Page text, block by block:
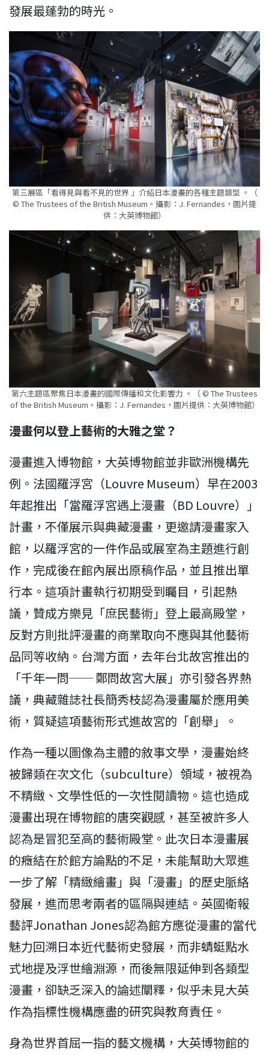
發展最蓬勃的時光。
第三展區「看得見與看不見的世界 」介紹日本漫畫的各種主題類型 。（
© The Trustees of the British Museum。攝影：J. Fernandes，圖片提
供：大英博物館）
第六主題區聚焦日本漫畫的國際傳播和文化影響力 。（ © The Trustees
of the British Museum。攝影：J. Fernandes，圖片提供：大英博物館）
漫畫何以登上藝術的大雅之堂 ？
漫畫進入博物館，大英博物館並非歐洲機構先
例。法國羅浮宮（Louvre Museum）早在2003
年起推出「當羅浮宮遇上漫畫（BD Louvre）」
計畫，不僅展示與典藏漫畫，更邀請漫畫家入
館，以羅浮宮的一件作品或展室為主題進行創
作，完成後在館內展出原稿作品，並且推出單
行本。這項計畫執行初期受到矚目，引起熱
議，贊成方樂見「庶民藝術」登上最高殿堂，
反對方則批評漫畫的商業取向不應與其他藝術
品同等收納。台灣方面，去年台北故宮推出的
「千年一問── 鄭問故宮大展」亦引發各界熱
議，典藏雜誌社長簡秀枝認為漫畫屬於應用美
術，質疑這項藝術形式進故宮的「創舉」。
作為一種以圖像為主體的敘事文學，漫畫始終
被歸類在次文化（subculture）領域，被視為
不精緻、文學性低的一次性閱讀物。這也造成
漫畫出現在博物館的唐突觀感，甚至被許多人
認為是冒犯至高的藝術殿堂。此次日本漫畫展
的癥結在於館方論點的不足，未能幫助大眾進
一步了解「精緻繪畫」與「漫畫」的歷史脈絡
發展，進而思考兩者的區隔與連結。英國衛報
藝評Jonathan Jones認為館方應從漫畫的當代
魅力回溯日本近代藝術史發展，而非蜻蜓點水
式地提及浮世繪淵源，而後無限延伸到各類型
漫畫，卻缺乏深入的論述闡釋，似乎未見大英
作為指標性機構應盡的研究與教育責任。
身為世界首屈一指的藝文機構，大英博物館的